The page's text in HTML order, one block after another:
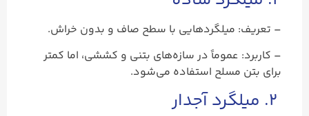
– تعریف: میلگردهایی با سطح صاف و بدون خراش.
– کاربرد: عموماً در سازه‌های بتنی و کششی، اما کمتر
برای بتن مسلح استفاده می‌شود.